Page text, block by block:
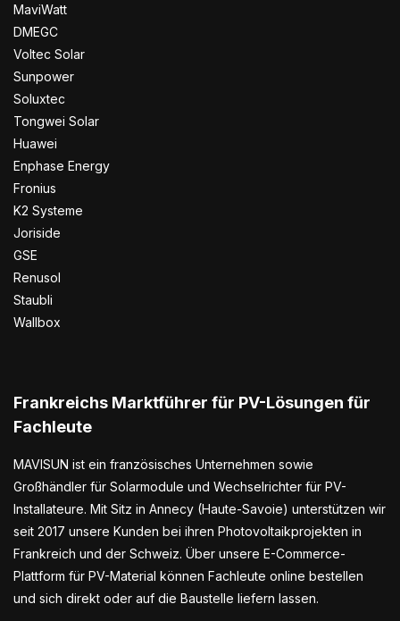
MaviWatt
DMEGC
Voltec Solar
Sunpower
Soluxtec
Tongwei Solar
Huawei
Enphase Energy
Fronius
K2 Systeme
Joriside
GSE
Renusol
Staubli
Wallbox
Frankreichs Marktführer für PV-Lösungen für
Fachleute
MAVISUN ist ein französisches Unternehmen sowie
Großhändler für Solarmodule und Wechselrichter für PV-
Installateure. Mit Sitz in Annecy (Haute-Savoie) unterstützen wir
seit 2017 unsere Kunden bei ihren Photovoltaikprojekten in
Frankreich und der Schweiz. Über unsere E-Commerce-
Plattform für PV-Material können Fachleute online bestellen
und sich direkt oder auf die Baustelle liefern lassen.